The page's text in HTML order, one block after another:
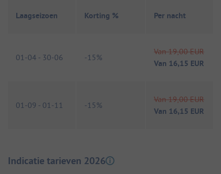
Laagseizoen Korting % Per nacht
01-04 - 30-06 -15%
Van 19,00 EUR
Van 16,15 EUR
01-09 - 01-11 -15%
Van 19,00 EUR
Van 16,15 EUR
Indicatie tarieven 2026